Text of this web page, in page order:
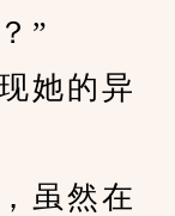
”
她的异
虽然在